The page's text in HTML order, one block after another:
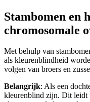
Stambomen en
chromosomale
Met behulp van
als kleurenblindheid
volgen van broers en
Belangrijk: Als een
kleurenblind zijn. Dit leidt